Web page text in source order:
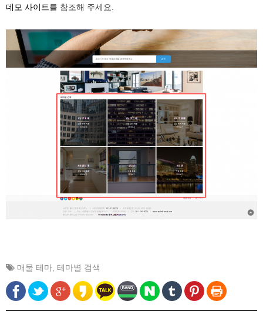
데모 사이트를 참조해 주세요.
매물 테마, 테마별 검색